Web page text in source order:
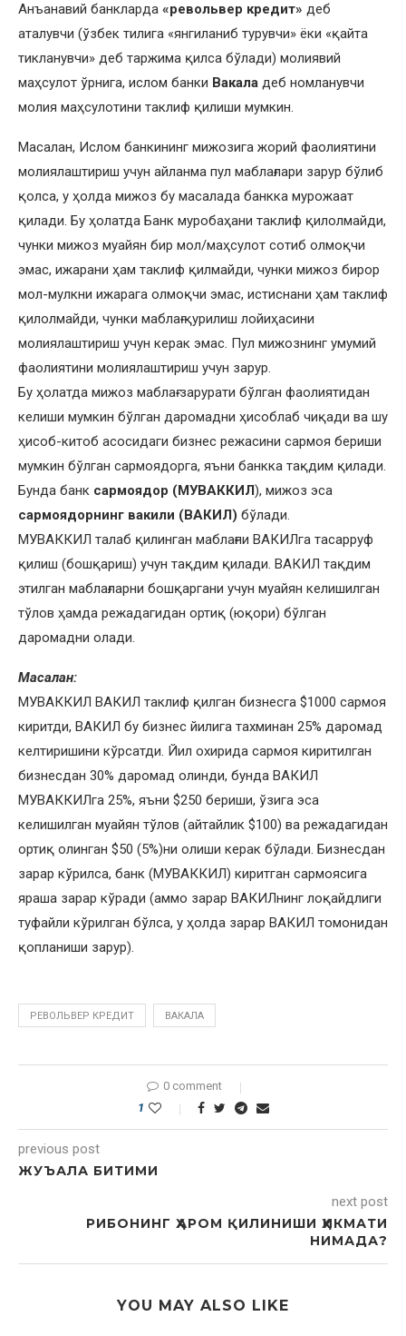
Анъанавий банкларда «револьвер кредит» деб
аталувчи (ўзбек тилига «янгиланиб турувчи» ёки «қайта
тикланувчи» деб таржима қилса бўлади) молиявий
маҳсулот ўрнига, ислом банки Вакала деб номланувчи
молия маҳсулотини таклиф қилиши мумкин.
Масалан, Ислом банкининг мижозига жорий фаолиятини
молиялаштириш учун айланма пул маблағлари зарур бўлиб
қолса, у ҳолда мижоз бу масалада банкка мурожаат
қилади. Бу ҳолатда Банк муробаҳани таклиф қилолмайди,
чунки мижоз муайян бир мол/маҳсулот сотиб олмоқчи
эмас, ижарани ҳам таклиф қилмайди, чунки мижоз бирор
мол-мулкни ижарага олмоқчи эмас, истиснани ҳам таклиф
қилолмайди, чунки маблағ қурилиш лойиҳасини
молиялаштириш учун керак эмас. Пул мижознинг умумий
фаолиятини молиялаштириш учун зарур.
Бу ҳолатда мижоз маблағ зарурати бўлган фаолиятидан
келиши мумкин бўлган даромадни ҳисоблаб чиқади ва шу
ҳисоб-китоб асосидаги бизнес режасини сармоя бериши
мумкин бўлган сармоядорга, яъни банкка тақдим қилади.
Бунда банк сармоядор (МУВАККИЛ), мижоз эса
сармоядорнинг вакили (ВАКИЛ) бўлади.
МУВАККИЛ талаб қилинган маблағни ВАКИЛга тасарруф
қилиш (бошқариш) учун тақдим қилади. ВАКИЛ тақдим
этилган маблағларни бошқаргани учун муайян келишилган
тўлов ҳамда режадагидан ортиқ (юқори) бўлган
даромадни олади.
Масалан:
МУВАККИЛ ВАКИЛ таклиф қилган бизнесга $1000 сармоя
киритди, ВАКИЛ бу бизнес йилига тахминан 25% даромад
келтиришини кўрсатди. Йил охирида сармоя киритилган
бизнесдан 30% даромад олинди, бунда ВАКИЛ
МУВАККИЛга 25%, яъни $250 бериши, ўзига эса
келишилган муайян тўлов (айтайлик $100) ва режадагидан
ортиқ олинган $50 (5%)ни олиши керак бўлади. Бизнесдан
зарар кўрилса, банк (МУВАККИЛ) киритган сармоясига
яраша зарар кўради (аммо зарар ВАКИЛнинг лоқайдлиги
туфайли кўрилган бўлса, у ҳолда зарар ВАКИЛ томонидан
қопланиши зарур).
PЕВОЛЬВЕР КРЕДИТ ВАКАЛА
0 comment
1
previous post
ЖУЪАЛА БИТИМИ
next post
РИБОНИНГ ҲАРОМ ҚИЛИНИШИ ҲИКМАТИ
НИМАДА?
YOU MAY ALSO LIKE